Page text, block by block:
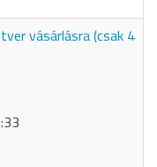
vásárlásra (csak 4